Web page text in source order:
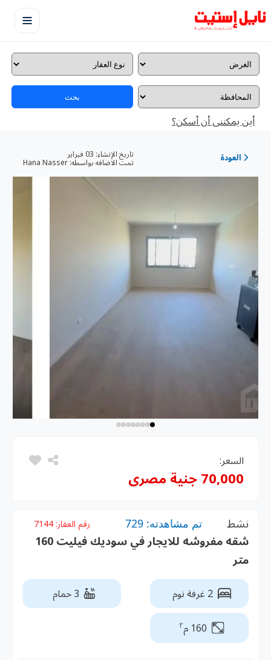
بحث
أين يمكننى أن أسكن؟
العودة تاريخ الإنشاء:
تمت الاضافه بواسطه: Hana Nasser
السعر:
70,000 جنية مصرى
نشط تم مشاهدته: 729 رقم العقار:7144
شقه مفروشه للايجار في سوديك فيليت 160
متر
2 غرفة نوم 3 حمام
160 م ٢